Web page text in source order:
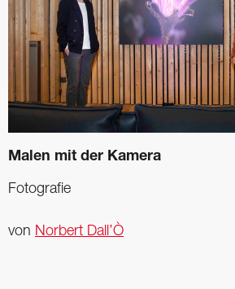
Malen mit der Kamera
Fotografie
von Norbert Dall’Ò